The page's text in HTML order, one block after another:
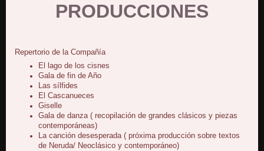
PRODUCCIONES
Repertorio de la Compañía
El lago de los cisnes
Gala de fin de Año
Las sílfides
El Cascanueces
Giselle
Gala de danza ( recopilación de grandes clásicos y piezas
contemporáneas)
La canción desesperada ( próxima producción sobre textos
de Neruda/ Neoclásico y contemporáneo)